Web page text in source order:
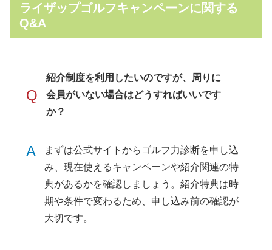
ライザップゴルフキャンペーンに関する
Q&A
Q
紹介制度を利用したいのですが、周りに
会員がいない場合はどうすればいいです
か？
A
まずは公式サイトからゴルフ力診断を申し込
み、現在使えるキャンペーンや紹介関連の特
典があるかを確認しましょう。紹介特典は時
期や条件で変わるため、申し込み前の確認が
大切です。